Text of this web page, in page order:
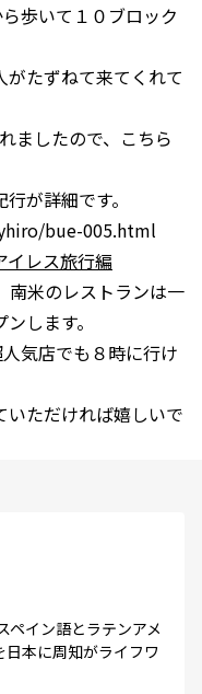
歩いて１０ブロック
たずねて来てくれて
ましたので、こちら
が詳細です。
bue-005.html
イレス旅行編
南米のレストランは一
します。
気店でも８時に行け
いただければ嬉しいで
ペイン語とラテンアメ
日本に周知がライフワ